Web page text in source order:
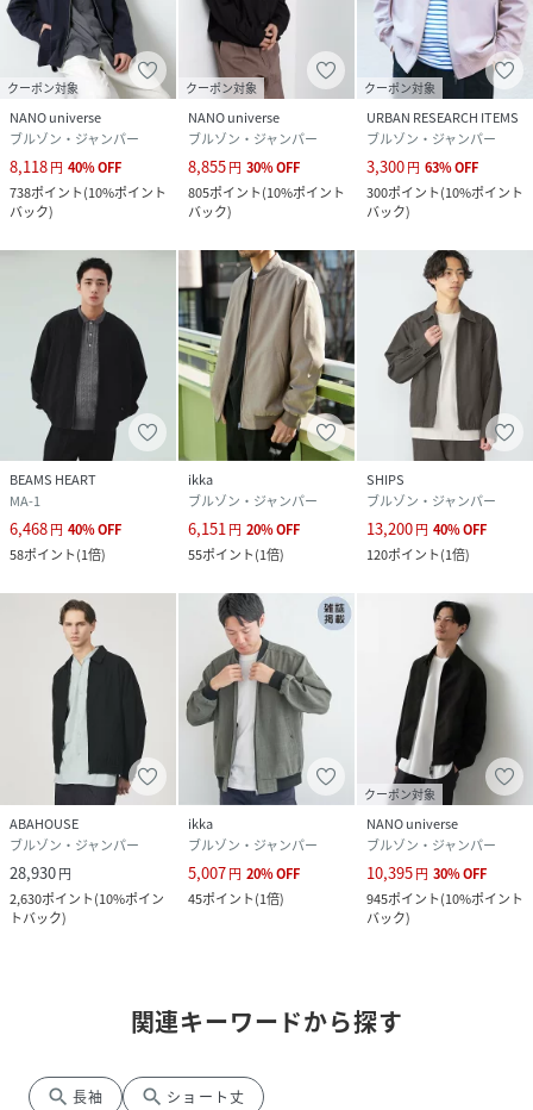
クーポン対象
NANO universe
ブルゾン・ジャンパー
8,118円 40%OFF
738ポイント(10%ポイント
バック)
クーポン対象
NANO universe
ブルゾン・ジャンパー
8,855円 30%OFF
805ポイント(10%ポイント
バック)
クーポン対象
URBAN RESEARCH ITEMS
ブルゾン・ジャンパー
3,300円 63%OFF
300ポイント(10%ポイント
バック)
BEAMS HEART
MA-1
6,468円 40%OFF
58ポイント(1倍)
ikka
ブルゾン・ジャンパー
6,151円 20%OFF
55ポイント(1倍)
SHIPS
ブルゾン・ジャンパー
13,200円 40%OFF
120ポイント(1倍)
ABAHOUSE
ブルゾン・ジャンパー
28,930円
2,630ポイント(10%ポイン
トバック)
ikka
ブルゾン・ジャンパー
5,007円 20%OFF
45ポイント(1倍)
クーポン対象
NANO universe
ブルゾン・ジャンパー
10,395円 30%OFF
945ポイント(10%ポイント
バック)
関連キーワードから探す
search 長袖 search ショート丈